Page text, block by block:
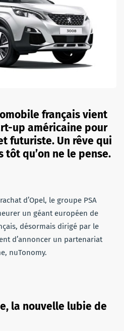
français vient
up américaine pour
futuriste. Un rêve qui
qu’on ne le pense.
d’Opel, le groupe PSA
un géant européen de
désormais dirigé par le
d’annoncer un partenariat
nuTonomy.
la nouvelle lubie de